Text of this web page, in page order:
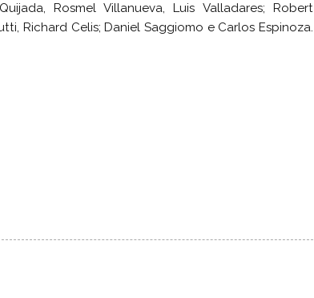
Rosmel Villanueva, Luis Valladares; Robert
Richard Celis; Daniel Saggiomo e Carlos Espinoza.